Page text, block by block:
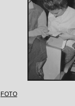
FOTO